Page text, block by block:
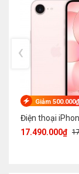
Giảm 500.000₫
Điện thoại
17.490.000₫
‹